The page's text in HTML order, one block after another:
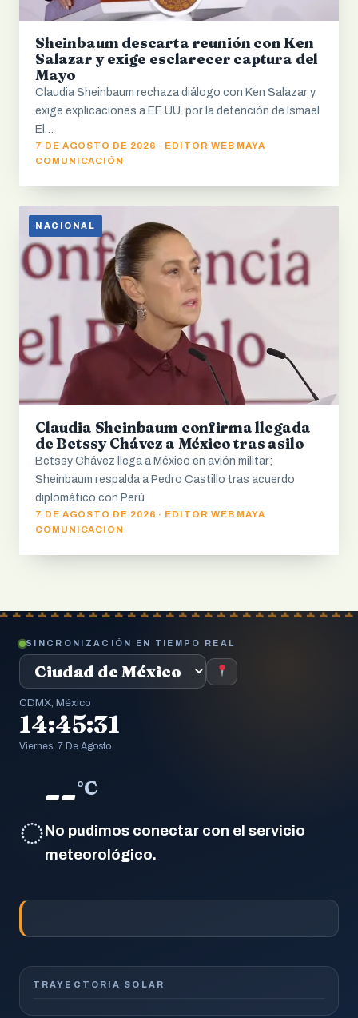
Sheinbaum descarta reunión con Ken
Salazar y exige esclarecer captura del
Mayo
Claudia Sheinbaum rechaza diálogo con Ken Salazar y
exige explicaciones a EE.UU. por la detención de Ismael
El…
7 DE AGOSTO DE 2026 · EDITOR WEB MAYA
COMUNICACIÓN
NACIONAL
Claudia Sheinbaum confirma llegada
de Betssy Chávez a México tras asilo
Betssy Chávez llega a México en avión militar;
Sheinbaum respalda a Pedro Castillo tras acuerdo
diplomático con Perú.
7 DE AGOSTO DE 2026 · EDITOR WEB MAYA
COMUNICACIÓN
SINCRONIZACIÓN EN TIEMPO REAL
CDMX, México
14:45:32
Viernes, 7 De Agosto
◌
--°C
No pudimos conectar con el servicio
meteorológico.
TRAYECTORIA SOLAR